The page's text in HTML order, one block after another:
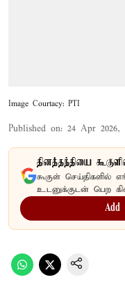
Image Courtacy: PTI
Published on: 24 Apr 2026,
தினத்தந்தியை
கூகுள் செய்திகளில்
உடனுக்குடன் பெற
Add